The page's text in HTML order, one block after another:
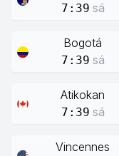
7:39 sá
Bogotá
7:39 sá
Atikokan
7:39 sá
Vincennes